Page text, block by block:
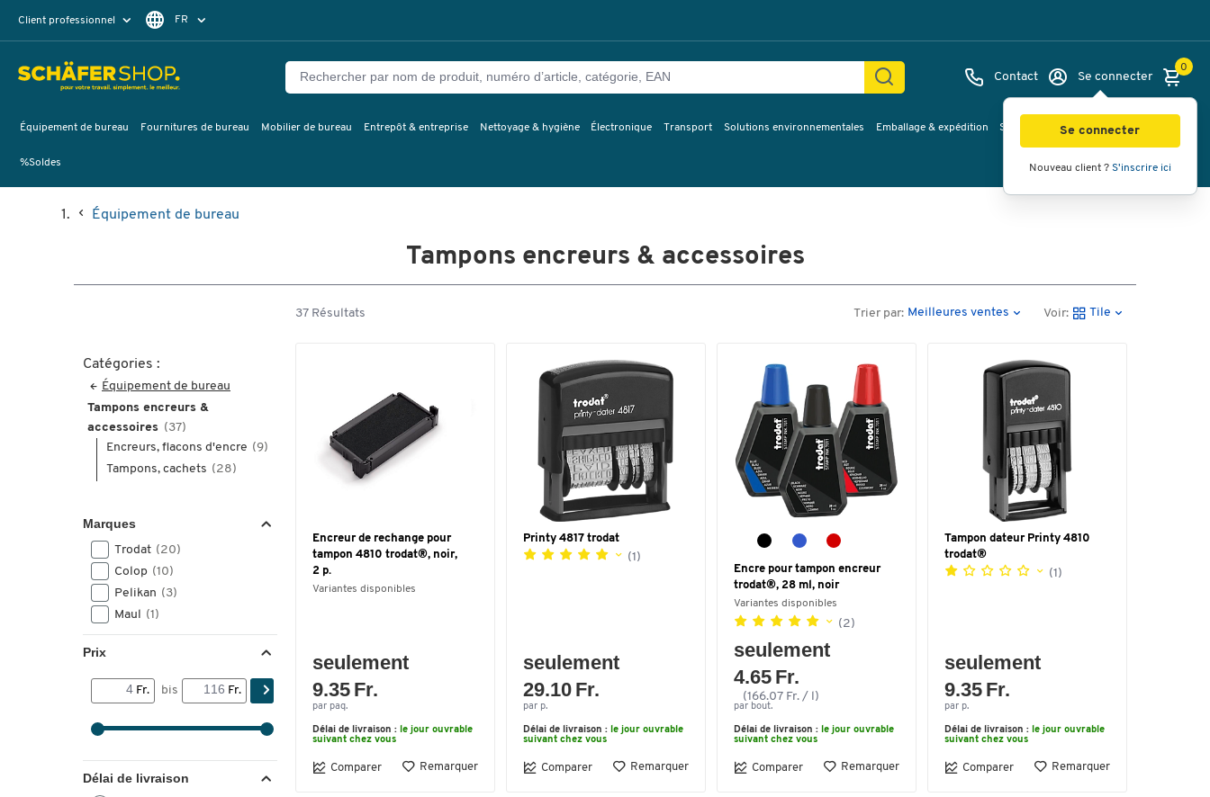
Client professionnel FR
EN Contact Se connecter
Se connecter
Nouveau client ? S'inscrire ici
0
Équipement de bureau Fournitures de bureau Mobilier de bureau Entrepôt & entreprise Nettoyage & hygiène Électronique Transport Solutions environnementales Emballage & expédition Service & Planification Inspirations
%Soldes
Équipement de bureau
Tampons encreurs & accessoires
Catégories :
Équipement de bureau
Tampons encreurs &
accessoires (37)
Encreurs, flacons d'encre (9)
Tampons, cachets (28)
Marques
Trodat (20)
Colop (10)
Pelikan (3)
Maul (1)
Prix
Fr. bis Fr.
Délai de livraison
37 Résultats Trier par: Meilleures ventes Voir: Tile
Encreur de rechange pour
tampon 4810 trodat®, noir,
2 p.
Variantes disponibles
seulement
9.35 Fr.
par paq.
Délai de livraison : le jour ouvrable
suivant chez vous
Comparer Remarquer
Printy 4817 trodat
(1)
seulement
29.10 Fr.
par p.
Délai de livraison : le jour ouvrable
suivant chez vous
Comparer Remarquer
Encre pour tampon encreur
trodat®, 28 ml, noir
Variantes disponibles
(2)
seulement
4.65 Fr.
(166.07 Fr. / l)
par bout.
Délai de livraison : le jour ouvrable
suivant chez vous
Comparer Remarquer
Tampon dateur Printy 4810
trodat®
(1)
seulement
9.35 Fr.
par p.
Délai de livraison : le jour ouvrable
suivant chez vous
Comparer Remarquer